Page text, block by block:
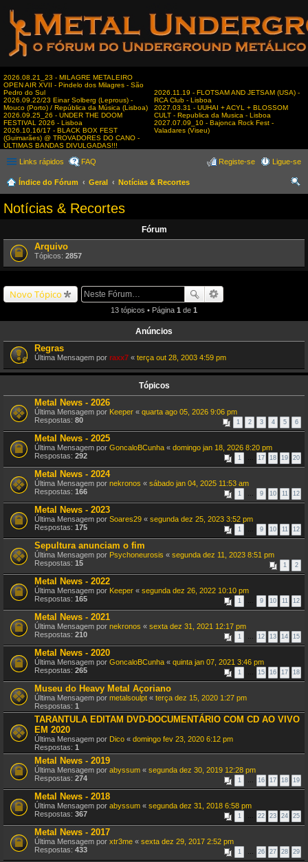
2026.08.21_23 - MILAGRE METALEIRO
OPEN AIR XVII - Pindelo dos Milagres - São
Pedro do Sul
2026.09.22/23 Einar Solberg (Leprous) -
Mouco (Porto) / República da Música (Lisboa)
2026.09.25_26 - UNDER THE DOOM
FESTIVAL 2026 - Lisboa
2026.10.16/17 - BLACK BOX FEST
(Guimarães) @ TROVADORES DO CANO -
ÚLTIMAS BANDAS DIVULGADAS!!!
2026.11.19 - FLOTSAM AND JETSAM (USA) -
RCA Club - Lisboa
2027.03.31 - UUHAI + ACYL + BLOSSOM
CULT - Republica da Musica - Lisboa
2027.07.09_10 - Bajonca Rock Fest -
Valadares (Viseu)
Links rápidos FAQ Ligue-se
Registe-se
Índice do Fórum Geral
Notícias & Recortes
Notícias & Recortes
Fórum
Arquivo
Tópicos: 2857
Novo Tópico
13 tópicos • Página 1 de 1
Anúncios
Regras
Última Mensagem por raxx7 « terça out 28, 2003 4:59 pm
Tópicos
Metal News - 2026
Última Mensagem por Keeper « quarta ago 05, 2026 9:06 pm
Respostas: 80 1 2 3 4 5 6
Metal News - 2025
Última Mensagem por GoncaloBCunha « domingo jan 18, 2026 8:20 pm
Respostas: 292 1 … 17 18 19 20
Metal News - 2024
Última Mensagem por nekronos « sábado jan 04, 2025 11:53 am
Respostas: 166 1 … 9 10 11 12
Metal News - 2023
Última Mensagem por Soares29 « segunda dez 25, 2023 3:52 pm
Respostas: 175 1 … 9 10 11 12
Sepultura anunciam o fim
Última Mensagem por Psychoneurosis « segunda dez 11, 2023 8:51 pm
Respostas: 15 1 2
Metal News - 2022
Última Mensagem por Keeper « segunda dez 26, 2022 10:10 pm
Respostas: 165 1 … 9 10 11 12
Metal News - 2021
Última Mensagem por nekronos « sexta dez 31, 2021 12:17 pm
Respostas: 210 1 … 12 13 14 15
Metal News - 2020
Última Mensagem por GoncaloBCunha « quinta jan 07, 2021 3:46 pm
Respostas: 265 1 … 15 16 17 18
Museu do Heavy Metal Açoriano
Última Mensagem por metalsoulpt « terça dez 15, 2020 1:27 pm
Respostas: 1
TARANTULA EDITAM DVD-DOCUMENTÁRIO COM CD AO VIVO
EM 2020
Última Mensagem por Dico « domingo fev 23, 2020 6:12 pm
Respostas: 1
Metal News - 2019
Última Mensagem por abyssum « segunda dez 30, 2019 12:28 pm
Respostas: 274 1 … 16 17 18 19
Metal News - 2018
Última Mensagem por abyssum « segunda dez 31, 2018 6:58 pm
Respostas: 367 1 … 22 23 24 25
Metal News - 2017
Última Mensagem por xtr3me « sexta dez 29, 2017 2:52 pm
Respostas: 433 1 … 26 27 28 29